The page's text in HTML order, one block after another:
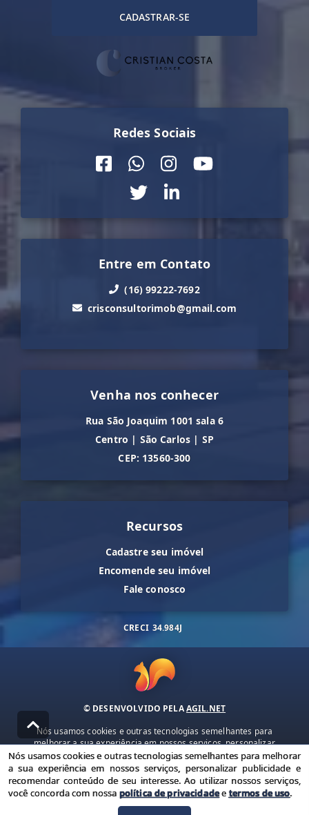
CADASTRAR-SE
Redes Sociais
Entre em Contato
(16) 99222-7692
crisconsultorimob@gmail.com
Venha nos conhecer
Rua São Joaquim 1001 sala 6
Centro | São Carlos | SP
CEP: 13560-300
Recursos
Cadastre seu imóvel
Encomende seu imóvel
Fale conosco
CRECI 34.984J
© DESENVOLVIDO PELAAGIL.NET
Nós usamos cookies e outras tecnologias semelhantes para
melhorar a sua experiência em nossos serviços, personalizar
publicidade e recomendar conteúdo de seu interesse. Ao utilizar
nossos serviços, você concorda com nossa política de privacidade e
termos de uso.
Política de Privacidade Termos de uso
Nós usamos cookies e outras tecnologias semelhantes para melhorar
a sua experiência em nossos serviços, personalizar publicidade e
recomendar conteúdo de seu interesse. Ao utilizar nossos serviços,
você concorda com nossa política de privacidadeetermos de uso.